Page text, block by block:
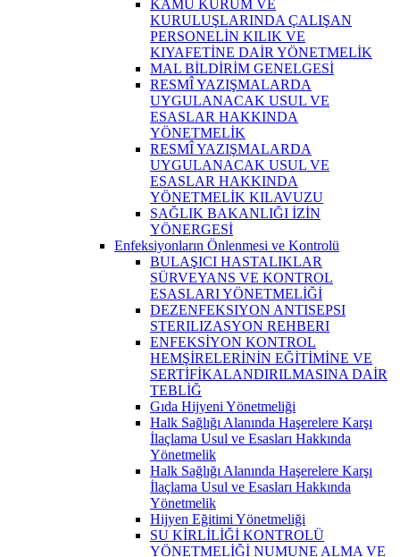
KAMU KURUM VE
KURULUŞLARINDA ÇALIŞAN
PERSONELİN KILIK VE
KIYAFETİNE DAİR YÖNETMELİK
MAL BİLDİRİM GENELGESİ
RESMÎ YAZIŞMALARDA
UYGULANACAK USUL VE
ESASLAR HAKKINDA
YÖNETMELİK
RESMÎ YAZIŞMALARDA
UYGULANACAK USUL VE
ESASLAR HAKKINDA
YÖNETMELİK KILAVUZU
SAĞLIK BAKANLIĞI İZİN
YÖNERGESİ
Enfeksiyonların Önlenmesi ve Kontrolü
BULAŞICI HASTALIKLAR
SÜRVEYANS VE KONTROL
ESASLARI YÖNETMELİĞİ
DEZENFEKSIYON ANTISEPSI
STERILIZASYON REHBERI
ENFEKSİYON KONTROL
HEMŞİRELERİNİN EĞİTİMİNE VE
SERTİFİKALANDIRILMASINA DAİR
TEBLİĞ
Gıda Hijyeni Yönetmeliği
Halk Sağlığı Alanında Haşerelere Karşı
İlaçlama Usul ve Esasları Hakkında
Yönetmelik
Halk Sağlığı Alanında Haşerelere Karşı
İlaçlama Usul ve Esasları Hakkında
Yönetmelik
Hijyen Eğitimi Yönetmeliği
SU KİRLİLİĞİ KONTROLÜ
YÖNETMELİĞİ NUMUNE ALMA VE